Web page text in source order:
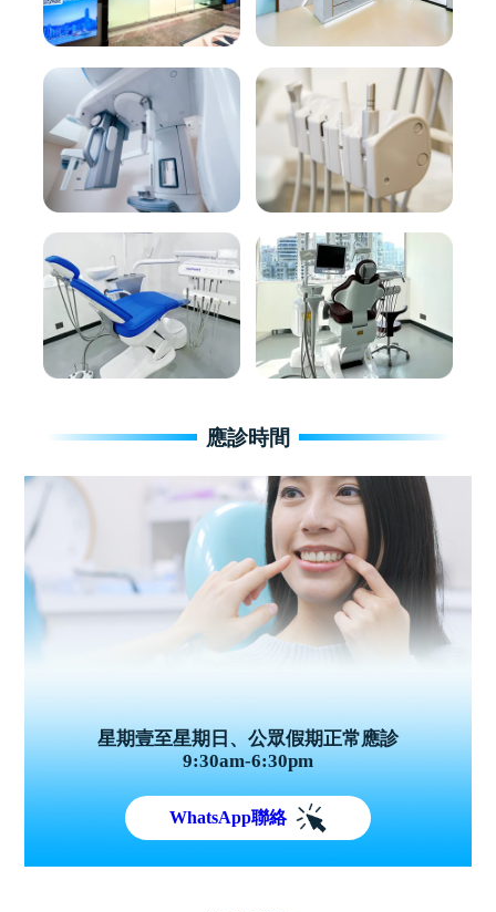
應診時間
星期壹至星期日、公眾假期正常應診
9:30am-6:30pm
WhatsApp聯絡